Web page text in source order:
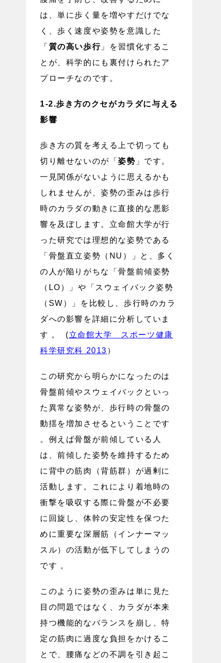
は、単に歩く量を増やすだけでな
く、歩く速度や姿勢を意識した
「 質の高い歩行 」を習慣化するこ
とが、科学的にも裏付けられたア
プローチなのです。
1-2.歩き方のクセがカラダに与える
影響
歩き方の質を考える上で切っても
切り離せないのが「姿勢 」です。
一見関係がないように思えるかも
しれませんが、姿勢の歪みは歩行
時のカラダの動きに直接的な悪影
響を及ぼします。立命館大学が行
った研究では理想的な姿勢である
「骨盤直立姿勢（NU）」と、多く
の人が陥りがちな「骨盤前傾姿勢
（LO）」や「スウェイバック姿勢
（SW）」を比較し、歩行時のカラ
ダへの影響を詳細に分析していま
す 。 (立命館大学 スポーツ健康
科学研究科 2013 ）
この研究から明らかになったのは
骨盤前傾やスウェイバックといっ
た異常な姿勢が、歩行時の骨盤の
動揺を増加させるということです
。例えば骨盤が前傾している人
は、前傾した姿勢を維持するため
に背中の筋肉（背筋群）が過剰に
活動します。これにより着地時の
衝撃を吸収する際に骨盤が不必要
に回旋し、体幹の安定性を保つた
めに重要な深層筋（インナーマッ
スル）の活動が低下してしまうの
です 。
このように姿勢の歪みは単に見た
目の問題ではなく、カラダが本来
持つ機能的なバランスを崩し、特
定の筋肉に過度な負担をかけるこ
とで、腰痛などの不調を引き起こ